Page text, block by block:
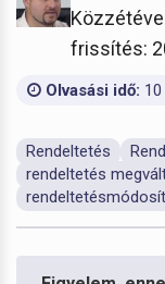
frissítés:
Olvasási idő:
Rendeltetés
rendeltetés